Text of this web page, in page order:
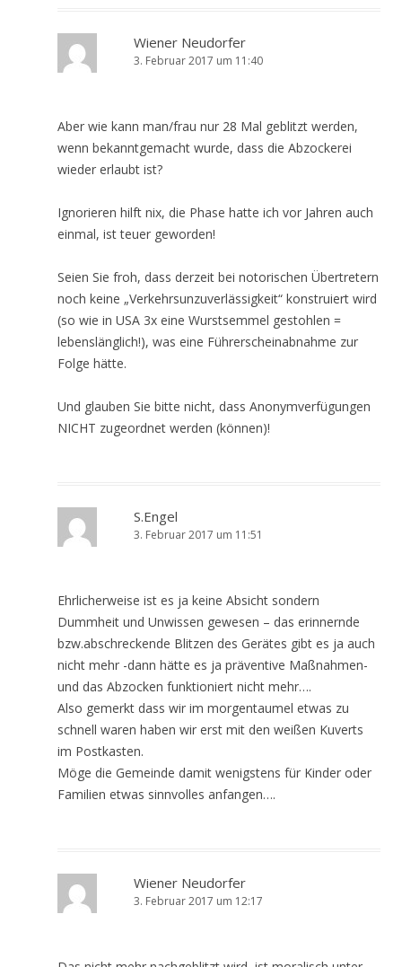
Wiener Neudorfer
3. Februar 2017 um 11:40
Aber wie kann man/frau nur 28 Mal geblitzt werden,
wenn bekanntgemacht wurde, dass die Abzockerei
wieder erlaubt ist?
Ignorieren hilft nix, die Phase hatte ich vor Jahren auch
einmal, ist teuer geworden!
Seien Sie froh, dass derzeit bei notorischen Übertretern
noch keine „Verkehrsunzuverlässigkeit“ konstruiert wird
(so wie in USA 3x eine Wurstsemmel gestohlen =
lebenslänglich!), was eine Führerscheinabnahme zur
Folge hätte.
Und glauben Sie bitte nicht, dass Anonymverfügungen
NICHT zugeordnet werden (können)!
S.Engel
3. Februar 2017 um 11:51
Ehrlicherweise ist es ja keine Absicht sondern
Dummheit und Unwissen gewesen – das erinnernde
bzw.abschreckende Blitzen des Gerätes gibt es ja auch
nicht mehr -dann hätte es ja präventive Maßnahmen-
und das Abzocken funktioniert nicht mehr….
Also gemerkt dass wir im morgentaumel etwas zu
schnell waren haben wir erst mit den weißen Kuverts
im Postkasten.
Möge die Gemeinde damit wenigstens für Kinder oder
Familien etwas sinnvolles anfangen….
Wiener Neudorfer
3. Februar 2017 um 12:17